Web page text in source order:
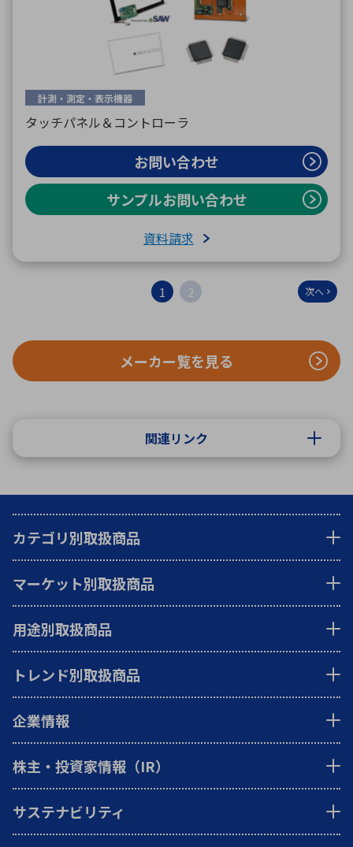
計測・測定・表示機器
タッチパネル＆コントローラ
お問い合わせ
サンプルお問い合わせ
資料請求
1 2 次へ
メーカー覧を見る
関連リンク
カテゴリ別取扱商品
マーケット別取扱商品
用途別取扱商品
トレンド別取扱商品
企業情報
株主・投資家情報（IR）
サステナビリティ